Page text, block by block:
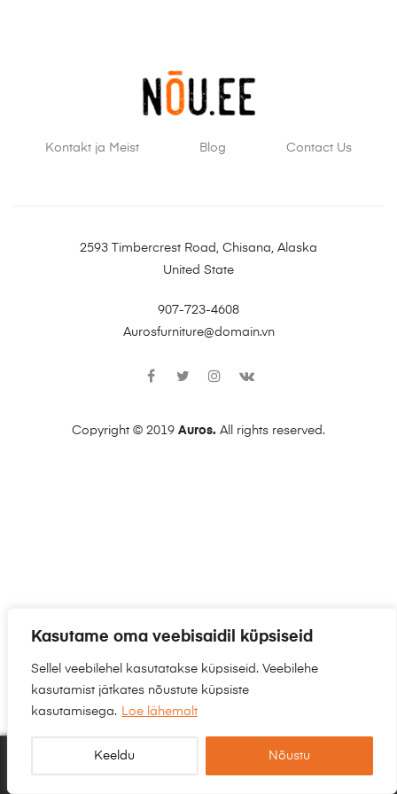
Kasutame oma veebisaidil küpsiseid
Sellel veebilehel kasutatakse küpsiseid. Veebilehe
kasutamist jätkates nõustute küpsiste
kasutamisega. Loe lähemalt
Keeldu Nõustu
Kontakt ja Meist Blog Contact Us
2593 Timbercrest Road, Chisana, Alaska
United State
907-723-4608
Aurosfurniture@domain.vn
Copyright © 2019 Auros. All rights reserved.